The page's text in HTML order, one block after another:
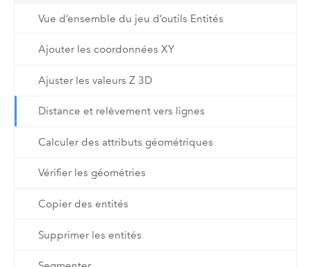
Vue d’ensemble du jeu d’outils Entités
Ajouter les coordonnées XY
Ajuster les valeurs Z 3D
Distance et relèvement vers lignes
Calculer des attributs géométriques
Vérifier les géométries
Copier des entités
Supprimer les entités